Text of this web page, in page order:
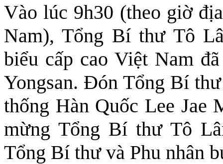
Vào lúc 9h30 (theo giờ
Nam), Tổng Bí thư Tô
biểu cấp cao Việt Nam
Yongsan. Đón Tổng Bí
thống Hàn Quốc Lee Jae
mừng Tổng Bí thư Tô
Tổng Bí thư và Phu nhân